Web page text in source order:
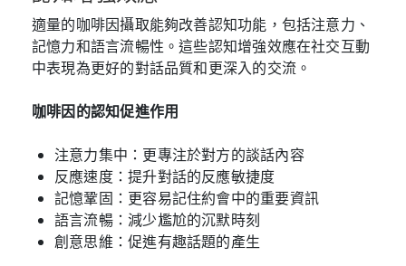
適量的咖啡因攝取能夠改善認知功能，包括注意力、
記憶力和語言流暢性。這些認知增強效應在社交互動
中表現為更好的對話品質和更深入的交流。
咖啡因的認知促進作用
注意力集中：更專注於對方的談話內容
反應速度：提升對話的反應敏捷度
記憶鞏固：更容易記住約會中的重要資訊
語言流暢：減少尷尬的沉默時刻
創意思維：促進有趣話題的產生